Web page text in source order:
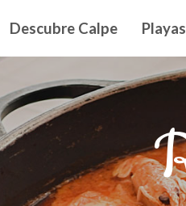
Navegación
Descubre Calpe Playas